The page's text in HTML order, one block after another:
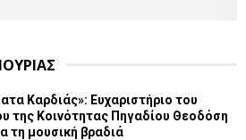
Καρδιάς»: Ευχαριστήριο του
της Κοινότητας Πηγαδίου Θεοδόση
τη μουσική βραδιά